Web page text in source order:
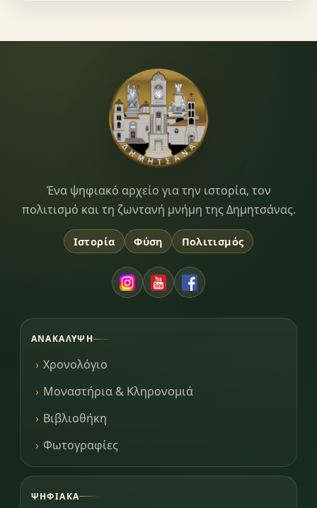
Dimitsana.gr
Ένα ψηφιακό αρχείο για την ιστορία, τον
πολιτισμό και τη ζωντανή μνήμη της Δημητσάνας.
Ιστορία Φύση Πολιτισμός
ΑΝΑΚΆΛΥΨΗ
Χρονολόγιο
Μοναστήρια & Κληρονομιά
Βιβλιοθήκη
Φωτογραφίες
ΨΗΦΙΑΚΆ